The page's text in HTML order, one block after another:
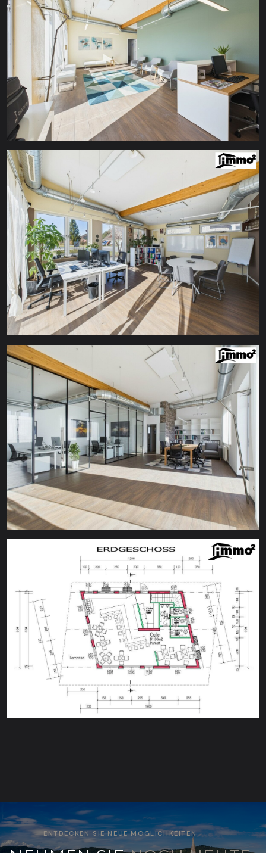
ENTDECKEN SIE NEUE MÖGLICHKEITEN